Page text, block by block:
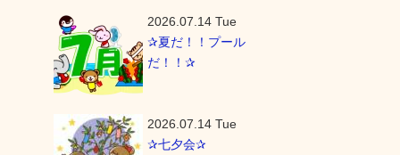
2026.07.14 Tue
✰夏だ！！プール
だ！！✰
2026.07.14 Tue
✰七夕会✰